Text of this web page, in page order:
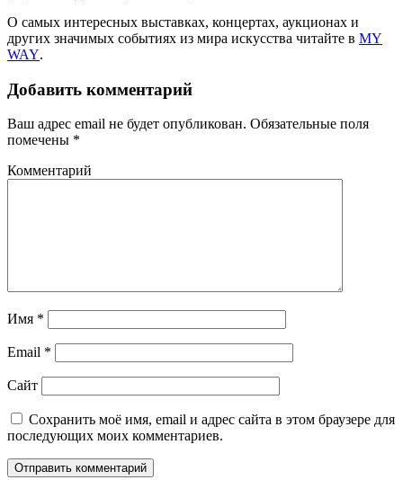
О самых интересных выставках, концертах, аукционах и
других значимых событиях из мира искусства читайте в MY
WAY.
Добавить комментарий
Ваш адрес email не будет опубликован. Обязательные поля
помечены *
Комментарий
Имя *
Email *
Сайт
Сохранить моё имя, email и адрес сайта в этом браузере для
последующих моих комментариев.